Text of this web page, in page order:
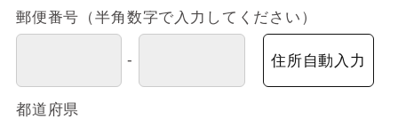
郵便番号（半角数字で入力してください）
- 住所自動入力
都道府県